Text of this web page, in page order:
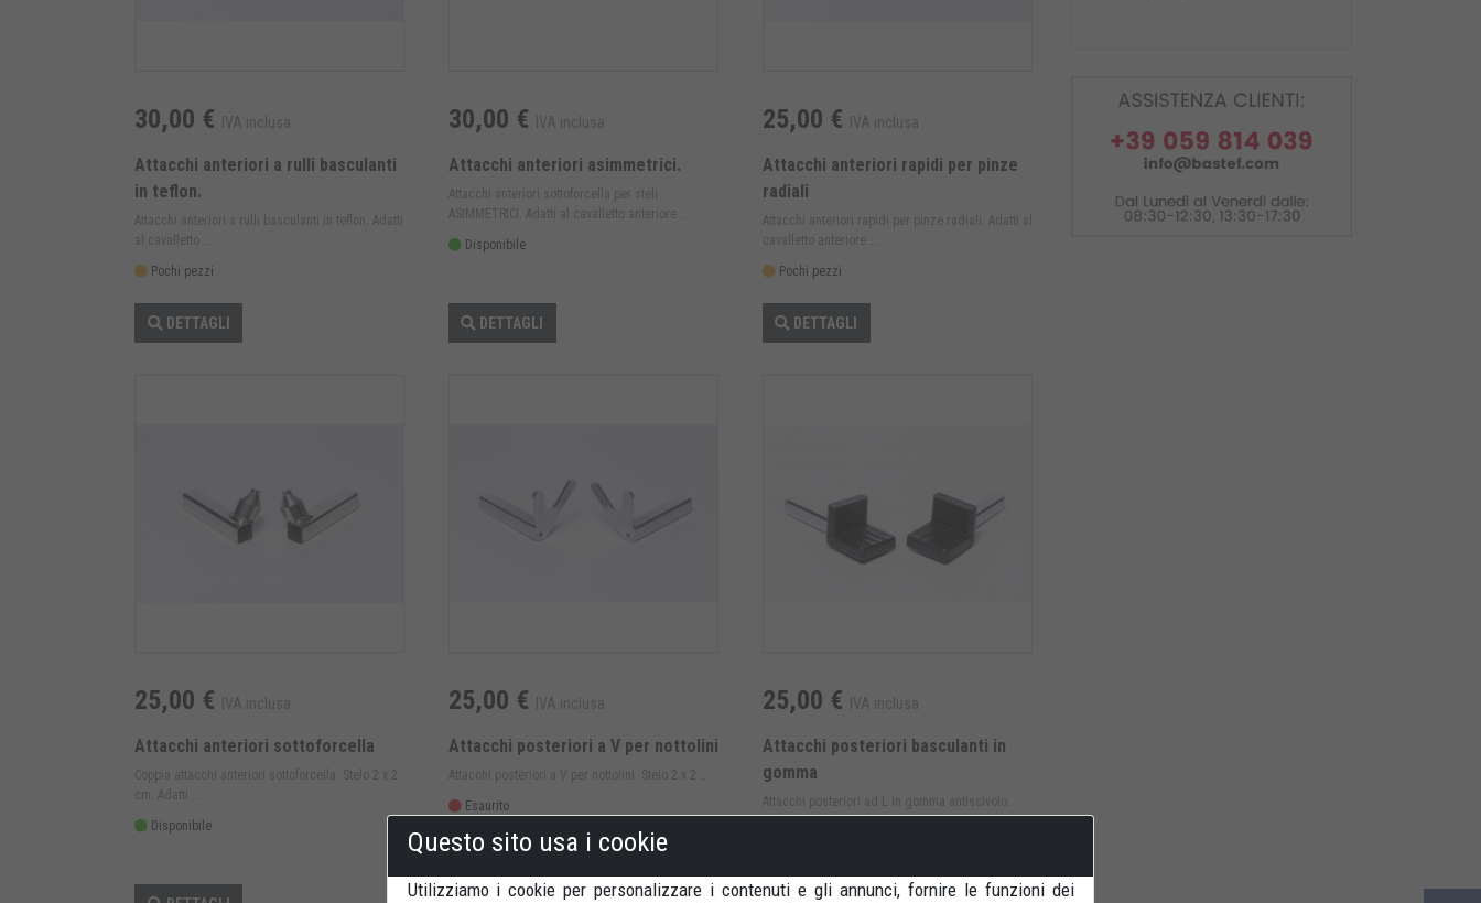
30,00 € IVA inclusa
Attacchi anteriori a rulli basculanti
in teflon.
Attacchi anteriori a rulli basculanti in teflon. Adatti
al cavalletto ...
Pochi pezzi
DETTAGLI
30,00 € IVA inclusa
Attacchi anteriori asimmetrici.
Attacchi anteriori sottoforcella per steli
ASIMMETRICI. Adatti al cavalletto anteriore ...
Disponibile
DETTAGLI
25,00 € IVA inclusa
Attacchi anteriori rapidi per pinze
radiali
Attacchi anteriori rapidi per pinze radiali. Adatti al
cavalletto anteriore ...
Pochi pezzi
DETTAGLI
25,00 € IVA inclusa
Attacchi anteriori sottoforcella
Coppia attacchi anteriori sottoforcella. Stelo 2 x 2
cm. Adatti ...
Disponibile
25,00 € IVA inclusa
Attacchi posteriori a V per nottolini
Attacchi posteriori a V per nottolini. Stelo 2 x 2 ...
Esaurito
25,00 € IVA inclusa
Attacchi posteriori basculanti in
gomma
Attacchi posteriori ad L in gomma antiscivolo.
Stelo 2 x ...
Questo sito usa i cookie
Utilizziamo i cookie per personalizzare i contenuti e gli annunci, fornire le funzioni dei